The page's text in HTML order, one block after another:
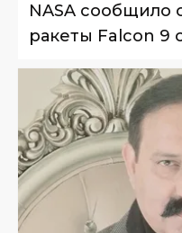
NASA сообщило
ракеты Falcon 9